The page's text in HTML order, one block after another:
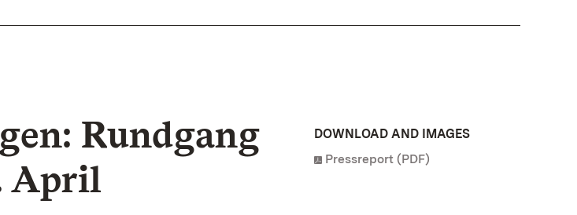
Rundgang
April
DOWNLOAD AND IMAGES
Pressreport (PDF)